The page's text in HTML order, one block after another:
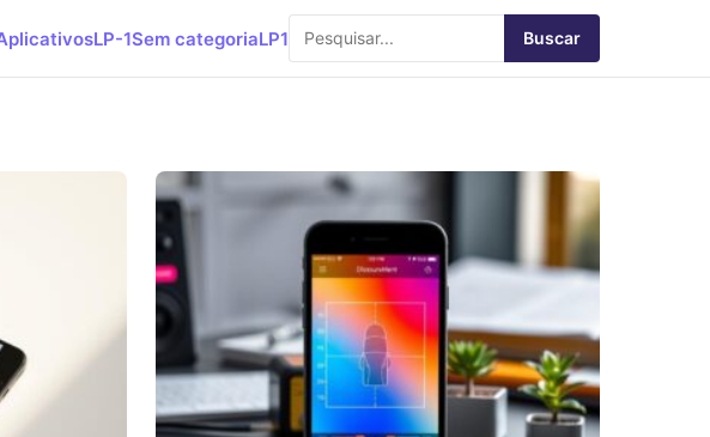
LP-1Sem categoriaLP1 Buscar